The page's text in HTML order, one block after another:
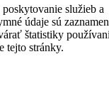
služieb a
údaje sú
štatistiky
tejto stránky.